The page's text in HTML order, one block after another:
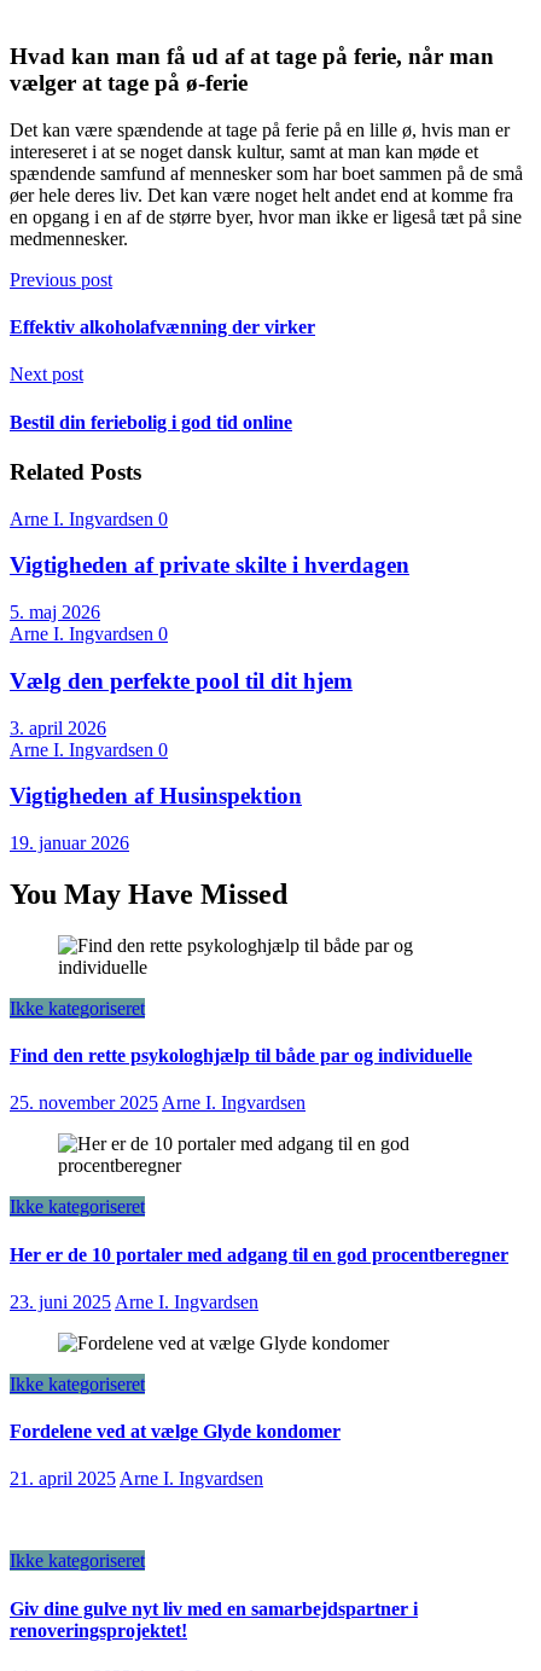
Hvad kan man få ud af at tage på ferie, når man
vælger at tage på ø-ferie
Det kan være spændende at tage på ferie på en lille ø, hvis man er
intereseret i at se noget dansk kultur, samt at man kan møde et
spændende samfund af mennesker som har boet sammen på de små
øer hele deres liv. Det kan være noget helt andet end at komme fra
en opgang i en af de større byer, hvor man ikke er ligeså tæt på sine
medmennesker.
Previous post
Effektiv alkoholafvænning der virker
Next post
Bestil din feriebolig i god tid online
Related Posts
Arne I. Ingvardsen 0
Vigtigheden af private skilte i hverdagen
5. maj 2026
Arne I. Ingvardsen 0
Vælg den perfekte pool til dit hjem
3. april 2026
Arne I. Ingvardsen 0
Vigtigheden af Husinspektion
19. januar 2026
You May Have Missed
Ikke kategoriseret
Find den rette psykologhjælp til både par og individuelle
25. november 2025 Arne I. Ingvardsen
Ikke kategoriseret
Her er de 10 portaler med adgang til en god procentberegner
23. juni 2025 Arne I. Ingvardsen
Ikke kategoriseret
Fordelene ved at vælge Glyde kondomer
21. april 2025 Arne I. Ingvardsen
Ikke kategoriseret
Giv dine gulve nyt liv med en samarbejdspartner i
renoveringsprojektet!